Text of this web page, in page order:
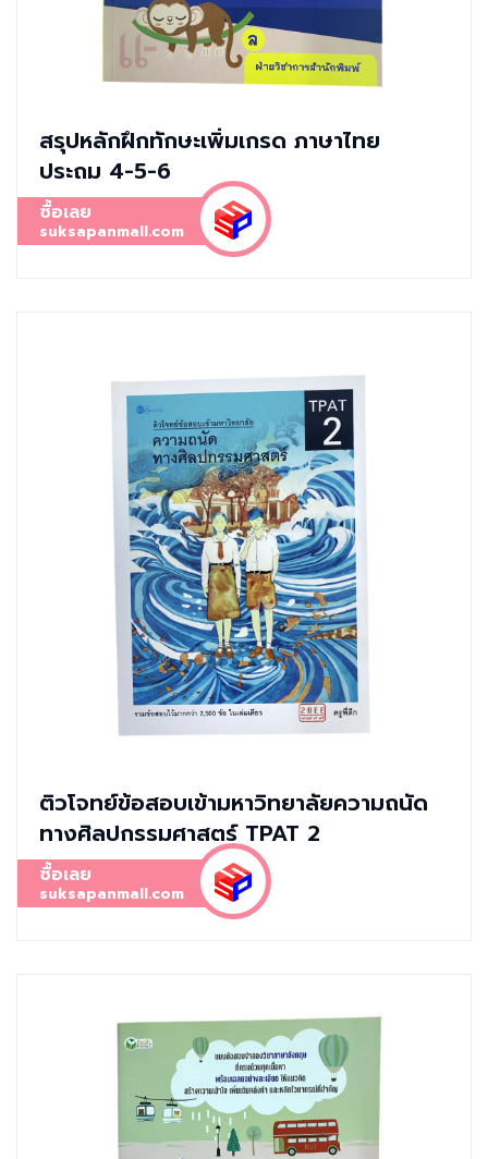
สรุปหลักฝึกทักษะเพิ่มเกรด ภาษาไทย
ประถม 4-5-6
ซื้อเลย
suksapanmall.com
ติวโจทย์ข้อสอบเข้ามหาวิทยาลัยความถนัด
ทางศิลปกรรมศาสตร์ TPAT 2
ซื้อเลย
suksapanmall.com